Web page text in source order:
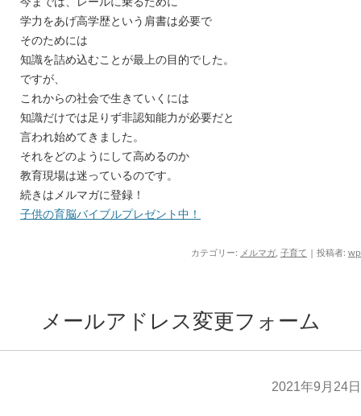
学力をあげ高学歴という肩書は必要で
そのためには
知識を詰め込むことが最上の目的でした。
ですが、
これからの社会で生きていくには
知識だけでは足りず非認知能力が必要だと
言われ始めてきました。
それをどのようにして高めるのか
教育現場は迷っているのです。
続きはメルマガに登録！
子供の育脳バイブルプレゼント中！
カテゴリー: メルマガ, 子育て | 投稿者: wp
メールアドレス変更フォーム
2021年9月24日